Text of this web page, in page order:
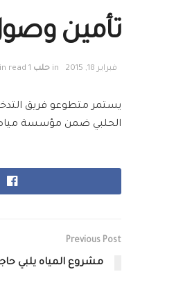
تأمين
فبراير 18, 2015 in حلب 1 min read
يستمر متطوعو فريق
الحلبي ضمن مؤسسة
Previous Post
مشروع المياه يلبي حاجات 80% من سكان سورية في